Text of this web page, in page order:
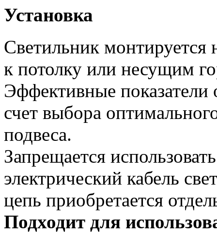
Установка
Светильник монтируется
к потолку или несущим
Эффективные показатели
счет выбора
подвеса.
Запрещается
электрический кабель
цепь приобретается
Подходит для